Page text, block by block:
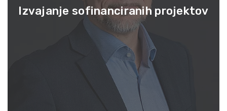
Izvajanje sofinanciranih projektov